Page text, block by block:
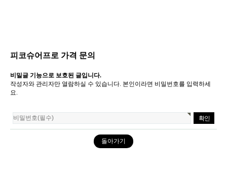
피코슈어프로 가격 문의
비밀글 기능으로 보호된 글입니다.
작성자와 관리자만 열람하실 수 있습니다. 본인이라면 비밀번호를 입력하세
요.
돌아가기